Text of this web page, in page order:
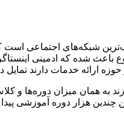
شبکه‌های اجتماعی
شده که ادمینی
خدمات دارند تمایل
به همان میزان
چندین هزار دوره آموزشی